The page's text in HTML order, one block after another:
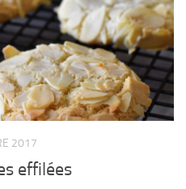
2017
effilées